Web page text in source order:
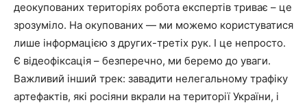
деокупованих територіях робота експертів триває – це
зрозуміло. На окупованих — ми можемо користуватися
лише інформацією з других-третіх рук. І це непросто.
Є відеофіксація – безперечно, ми беремо до уваги.
Важливий інший трек: завадити нелегальному трафіку
артефактів, які росіяни вкрали на території України, і